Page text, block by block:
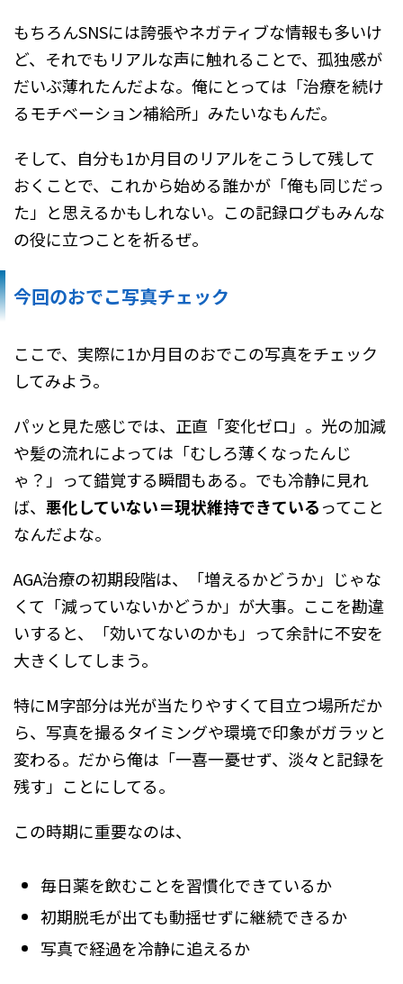
もちろんSNSには誇張やネガティブな情報も多いけ
ど、それでもリアルな声に触れることで、孤独感が
だいぶ薄れたんだよな。俺にとっては「治療を続け
るモチベーション補給所」みたいなもんだ。
そして、自分も1か月目のリアルをこうして残して
おくことで、これから始める誰かが「俺も同じだっ
た」と思えるかもしれない。この記録ログもみんな
の役に立つことを祈るぜ。
今回のおでこ写真チェック
ここで、実際に1か月目のおでこの写真をチェック
してみよう。
パッと見た感じでは、正直「変化ゼロ」。光の加減
や髪の流れによっては「むしろ薄くなったんじ
ゃ？」って錯覚する瞬間もある。でも冷静に見れ
ば、 悪化していない＝現状維持できているってこと
なんだよな。
AGA治療の初期段階は、「増えるかどうか」じゃな
くて「減っていないかどうか」が大事。ここを勘違
いすると、「効いてないのかも」って余計に不安を
大きくしてしまう。
特にM字部分は光が当たりやすくて目立つ場所だか
ら、写真を撮るタイミングや環境で印象がガラッと
変わる。だから俺は「一喜一憂せず、淡々と記録を
残す」ことにしてる。
この時期に重要なのは、
毎日薬を飲むことを習慣化できているか
初期脱毛が出ても動揺せずに継続できるか
写真で経過を冷静に追えるか